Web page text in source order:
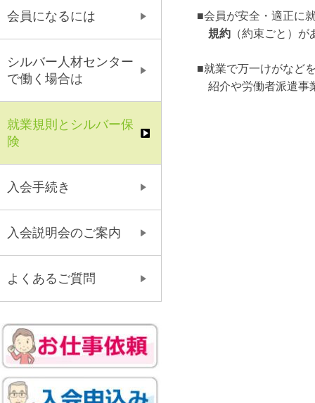
■会員が安全・適正に
規約 （約束ごと）が
■就業で万一けがなど
紹介や労働者派遣事
会員になるには
シルバー人材センター
で働く場合は
就業規則とシルバー保
険
入会手続き
入会説明会のご案内
よくあるご質問